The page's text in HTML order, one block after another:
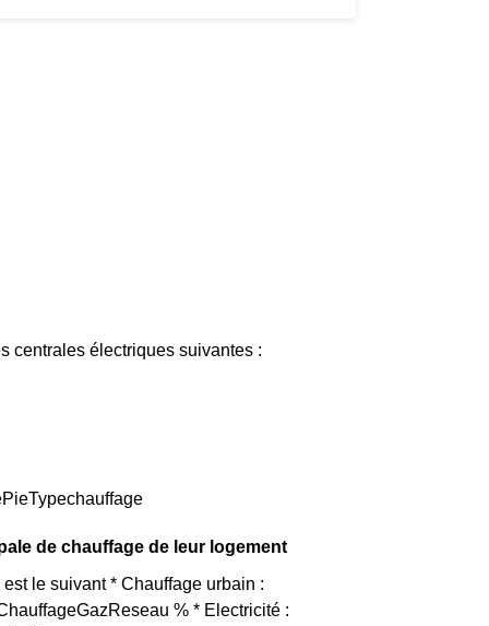
centrales électriques suivantes :
de chauffage de leur logement
le suivant * Chauffage urbain :
% * Electricité :